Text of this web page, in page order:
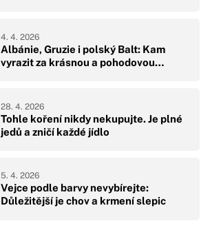
Albánie, Gruzie i polský Balt: Kam
vyrazit za krásnou a pohodovou…
4. 4. 2026
Tohle koření nikdy nekupujte. Je plné
jedů a zničí každé jídlo
28. 4. 2026
Vejce podle barvy nevybírejte:
Důležitější je chov a krmení slepic
5. 4. 2026